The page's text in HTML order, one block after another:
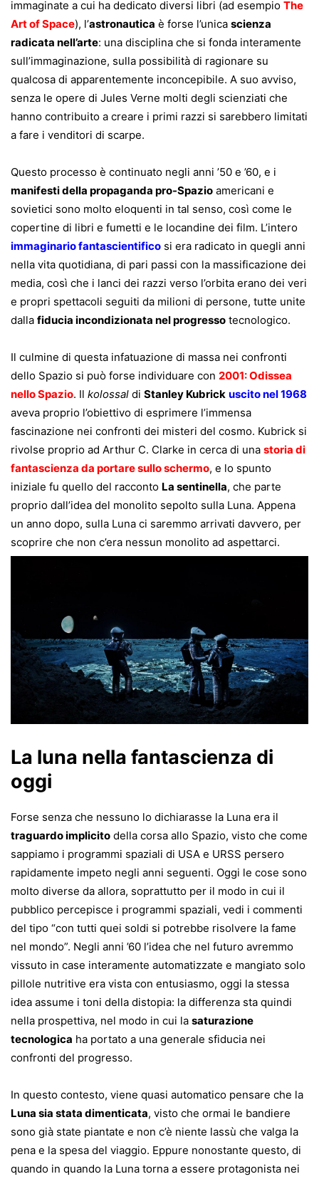
immaginate a cui ha dedicato diversi libri (ad esempio The
Art of Space), l’astronautica è forse l’unica scienza
radicata nell’arte: una disciplina che si fonda interamente
sull’immaginazione, sulla possibilità di ragionare su
qualcosa di apparentemente inconcepibile. A suo avviso,
senza le opere di Jules Verne molti degli scienziati che
hanno contribuito a creare i primi razzi si sarebbero limitati
a fare i venditori di scarpe.
Questo processo è continuato negli anni ’50 e ’60, e i
manifesti della propaganda pro-Spazio americani e
sovietici sono molto eloquenti in tal senso, così come le
copertine di libri e fumetti e le locandine dei film. L’intero
immaginario fantascientifico si era radicato in quegli anni
nella vita quotidiana, di pari passi con la massificazione dei
media, così che i lanci dei razzi verso l’orbita erano dei veri
e propri spettacoli seguiti da milioni di persone, tutte unite
dalla fiducia incondizionata nel progresso tecnologico.
Il culmine di questa infatuazione di massa nei confronti
dello Spazio si può forse individuare con 2001: Odissea
nello Spazio. Il kolossal di Stanley Kubrick uscito nel 1968
aveva proprio l’obiettivo di esprimere l’immensa
fascinazione nei confronti dei misteri del cosmo. Kubrick si
rivolse proprio ad Arthur C. Clarke in cerca di una storia di
fantascienza da portare sullo schermo, e lo spunto
iniziale fu quello del racconto La sentinella, che parte
proprio dall’idea del monolito sepolto sulla Luna. Appena
un anno dopo, sulla Luna ci saremmo arrivati davvero, per
scoprire che non c’era nessun monolito ad aspettarci.
La luna nella fantascienza di
oggi
Forse senza che nessuno lo dichiarasse la Luna era il
traguardo implicito della corsa allo Spazio, visto che come
sappiamo i programmi spaziali di USA e URSS persero
rapidamente impeto negli anni seguenti. Oggi le cose sono
molto diverse da allora, soprattutto per il modo in cui il
pubblico percepisce i programmi spaziali, vedi i commenti
del tipo “con tutti quei soldi si potrebbe risolvere la fame
nel mondo”. Negli anni ’60 l’idea che nel futuro avremmo
vissuto in case interamente automatizzate e mangiato solo
pillole nutritive era vista con entusiasmo, oggi la stessa
idea assume i toni della distopia: la differenza sta quindi
nella prospettiva, nel modo in cui la saturazione
tecnologica ha portato a una generale sfiducia nei
confronti del progresso.
In questo contesto, viene quasi automatico pensare che la
Luna sia stata dimenticata, visto che ormai le bandiere
sono già state piantate e non c’è niente lassù che valga la
pena e la spesa del viaggio. Eppure nonostante questo, di
quando in quando la Luna torna a essere protagonista nei